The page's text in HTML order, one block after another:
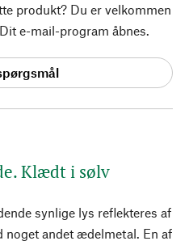
Klædt i sølv
synlige lys reflekteres af
noget andet ædelmetal. En af
produkt? Du er velkommen
e-mail-program åbnes.